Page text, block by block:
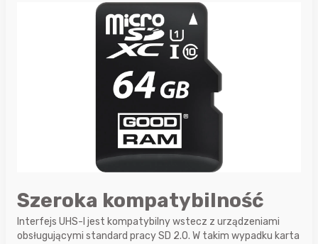
Szeroka kompatybilność
Interfejs UHS-I jest kompatybilny wstecz z urządzeniami
obsługującymi standard pracy SD 2.0. W takim wypadku karta